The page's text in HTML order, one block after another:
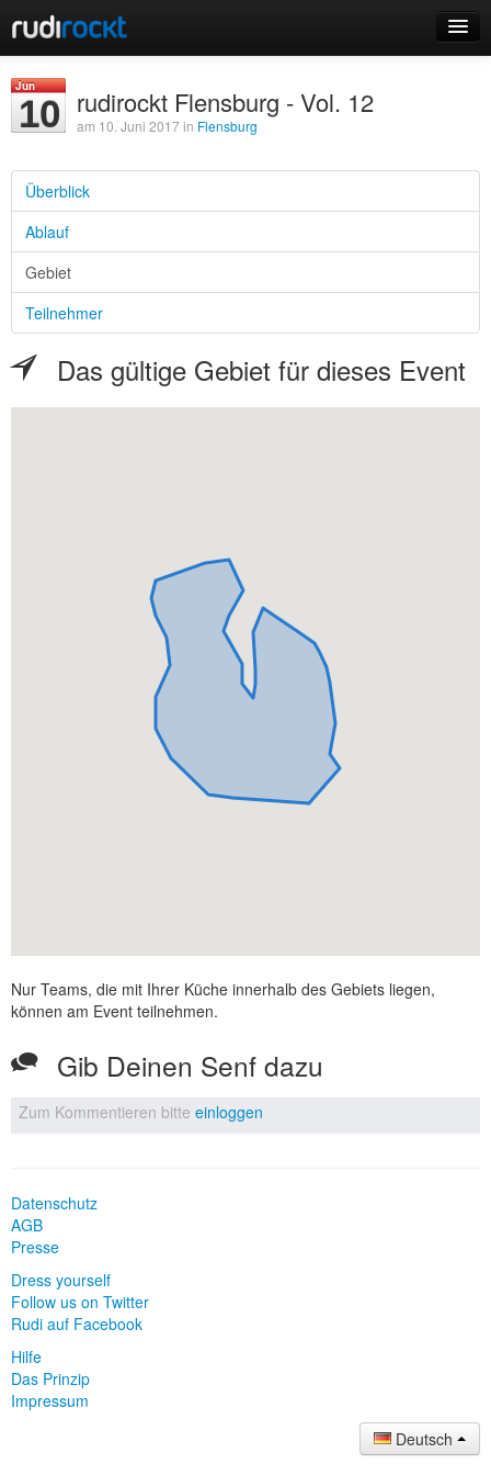
Events
Login
Registrieren
Jun
10 rudirockt Flensburg - Vol. 12
am 10. Juni 2017 in Flensburg
Überblick
Ablauf
Gebiet
Teilnehmer
Das gültige Gebiet für dieses Event
Nur Teams, die mit Ihrer Küche innerhalb des Gebiets liegen,
können am Event teilnehmen.
Gib Deinen Senf dazu
Zum Kommentieren bitte einloggen
Datenschutz
AGB
Presse
Dress yourself
Follow us on Twitter
Rudi auf Facebook
Hilfe
Das Prinzip
Impressum
Deutsch